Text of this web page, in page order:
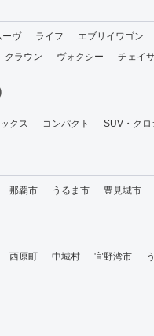
ーヴ ライフ エブリイワゴン
クラウン ヴォクシー チェイ
クス コンパクト SUV・クロ
那覇市 うるま市 豊見城市
西原町 中城村 宜野湾市